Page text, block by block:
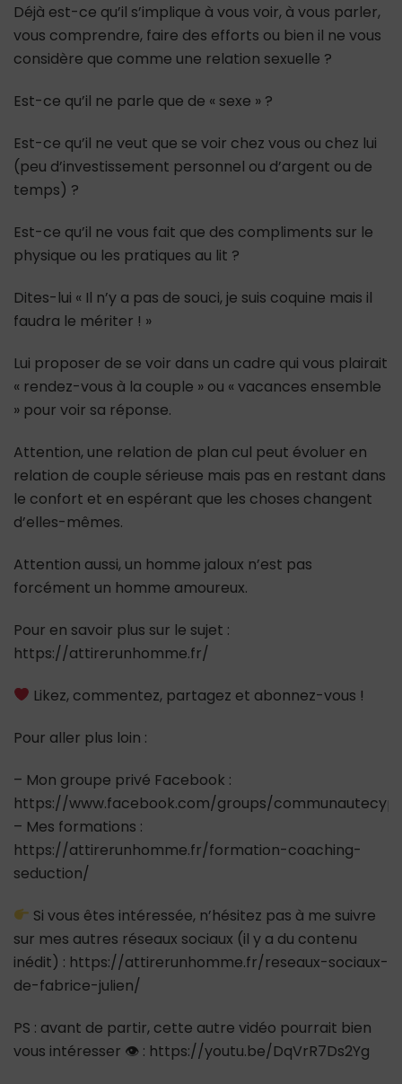
Déjà est-ce qu’il s’implique à vous voir, à vous parler,
vous comprendre, faire des efforts ou bien il ne vous
considère que comme une relation sexuelle ?
Est-ce qu’il ne parle que de « sexe » ?
Est-ce qu’il ne veut que se voir chez vous ou chez lui
(peu d’investissement personnel ou d’argent ou de
temps) ?
Est-ce qu’il ne vous fait que des compliments sur le
physique ou les pratiques au lit ?
Dites-lui « Il n’y a pas de souci, je suis coquine mais il
faudra le mériter ! »
Lui proposer de se voir dans un cadre qui vous plairait
« rendez-vous à la couple » ou « vacances ensemble
» pour voir sa réponse.
Attention, une relation de plan cul peut évoluer en
relation de couple sérieuse mais pas en restant dans
le confort et en espérant que les choses changent
d’elles-mêmes.
Attention aussi, un homme jaloux n’est pas
forcément un homme amoureux.
Pour en savoir plus sur le sujet :
https://attirerunhomme.fr/
Likez, commentez, partagez et abonnez-vous !
Pour aller plus loin :
– Mon groupe privé Facebook :
https://www.facebook.com/groups/
– Mes formations :
https://attirerunhomme.fr/formation-coaching-
seduction/
Si vous êtes intéressée, n’hésitez pas à me suivre
sur mes autres réseaux sociaux (il y a du contenu
inédit) : https://attirerunhomme.fr/reseaux-sociaux-
de-fabrice-julien/
PS : avant de partir, cette autre vidéo pourrait bien
vous intéresser 👁 : https://youtu.be/DqVrR7Ds2Yg